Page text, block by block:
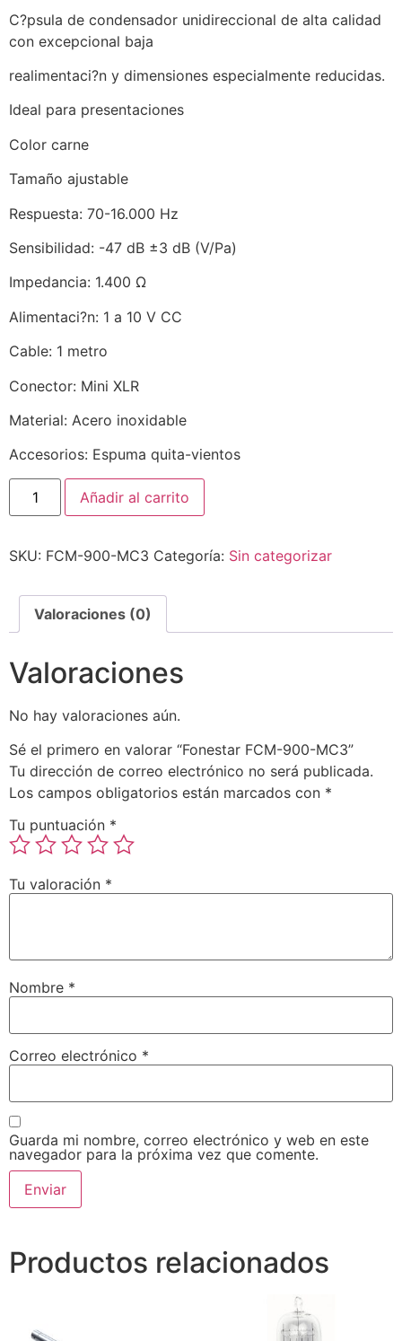
C?psula de condensador unidireccional de alta calidad
con excepcional baja
realimentaci?n y dimensiones especialmente reducidas.
Ideal para presentaciones
Color carne
Tamaño ajustable
Respuesta: 70-16.000 Hz
Sensibilidad: -47 dB ±3 dB (V/Pa)
Impedancia: 1.400 Ω
Alimentaci?n: 1 a 10 V CC
Cable: 1 metro
Conector: Mini XLR
Material: Acero inoxidable
Accesorios: Espuma quita-vientos
Añadir al carrito
SKU: FCM-900-MC3 Categoría: Sin categorizar
Valoraciones (0)
Valoraciones
No hay valoraciones aún.
Sé el primero en valorar “Fonestar FCM-900-MC3”
Tu dirección de correo electrónico no será publicada.
Los campos obligatorios están marcados con *
Tu puntuación *
Tu valoración *
Nombre *
Correo electrónico *
Guarda mi nombre, correo electrónico y web en este
navegador para la próxima vez que comente.
Productos relacionados